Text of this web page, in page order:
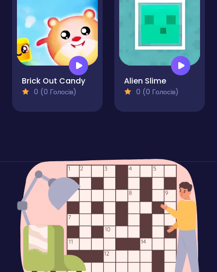
Brick Out Candy
0 (0 Голосів)
Alien Slime
0 (0 Голосів)